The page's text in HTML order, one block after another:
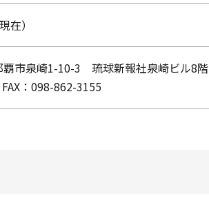
在）
市泉崎1-10-3 琉球新報社泉崎ビル8階
：098-862-3155